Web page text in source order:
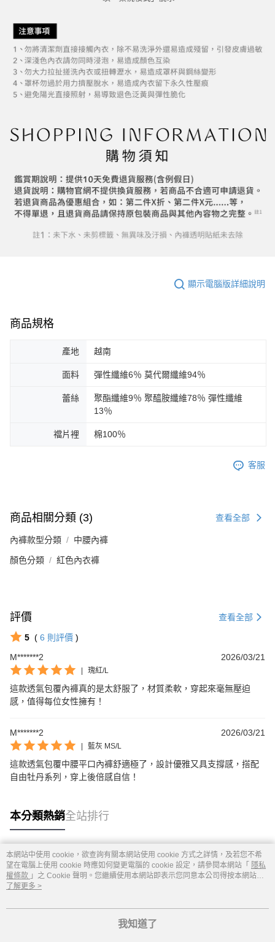
顯示電腦版詳細說明
商品規格
產地 越南
面料 彈性纖維6％ 莫代爾纖維94％
蕾絲
聚酯纖維9％ 聚醯胺纖維78％ 彈性纖維
13％
襠片裡 棉100％
客服
商品相關分類 (3) 查看全部
內褲款型分類 中腰內褲
顏色分類 紅色內衣褲
評價 查看全部
5 ( 6 則評價 )
M*******2
2026/03/21
| 瑰紅/L
這款透氣包覆內褲真的是太舒服了，材質柔軟，穿起來毫無壓迫
感，值得每位女性擁有！
M*******2 2026/03/21
| 藍灰 MS/L
這款透氣包覆中腰平口內褲舒適極了，設計優雅又具支撐感，搭配
自由牡丹系列，穿上後倍感自信！
本分類熱銷全站排行
熱門標籤
本網站中使用 cookie，欲查詢有關本網站使用 cookie 方式之詳情，及若您不希
望在電腦上使用 cookie 時應如何變更電腦的 cookie 設定，請參閱本網站「 隱私
權條款 」之 Cookie 聲明。您繼續使用本網站即表示您同意本公司得按本網站使
用條款之 Cookie 聲明使用 cookie。
了解更多 >
我知道了